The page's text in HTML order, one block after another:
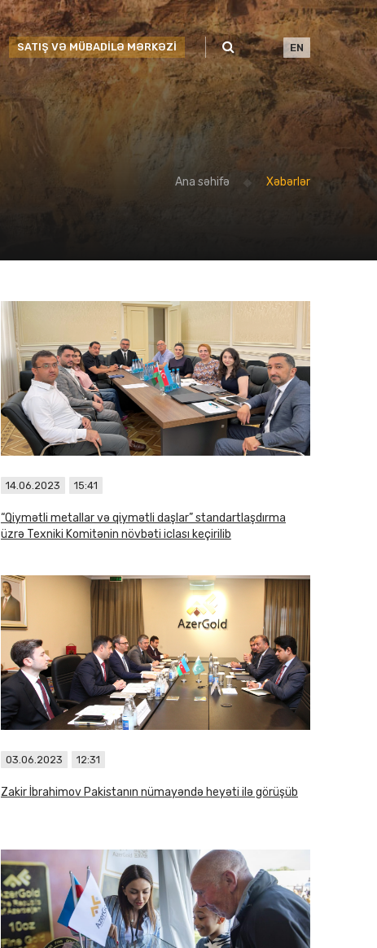
SATIŞ VƏ MÜBADİLƏ MƏRKƏZİ EN
Ana səhifə Xəbərlər
14.06.2023 15:41
“Qiymətli metallar və qiymətli daşlar” standartlaşdırma
üzrə Texniki Komitənin növbəti iclası keçirilib
03.06.2023 12:31
Zakir İbrahimov Pakistanın nümayəndə heyəti ilə görüşüb